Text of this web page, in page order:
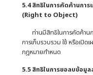
5.4 สิทธิในการคัดค้านกา
(Right to Object)
ท่านมีสิทธิในการคัดค้าน
การเก็บรวบรวม ใช้ หรือเปิ
กฎหมายกำหนด
5.5 สิทธิในการขอลบข้อมู